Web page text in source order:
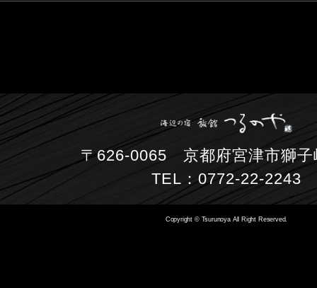
〒626-0065 京都府宮津市獅子
TEL：0772-22-2243
Copyright © Tsurunoya All Right Reserved.